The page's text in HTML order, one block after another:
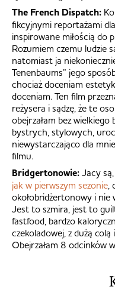
The French Dispatch:
fikcyjnymi reportażami
inspirowane miłością do
Rozumiem czemu ludzie
natomiast ja
Tenenbaums” jego
chociaż doceniam
doceniam. Ten film
reżysera i sądzę, że te
obejrzałam bez wielkiego
bystrych, stylowych,
niewystarczająco dla
filmu.
Bridgertonowie: Jacy
jak w pierwszym sezonie
okołobridżertonowy i nie
Jest to szmira, jest to
fastfood, bardzo
czekoladowej, z dużą
Obejrzałam 8 odcinków